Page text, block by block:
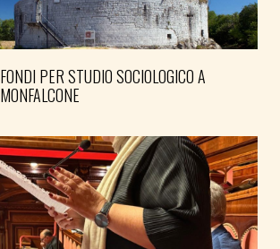
FONDI PER STUDIO SOCIOLOGICO A
MONFALCONE